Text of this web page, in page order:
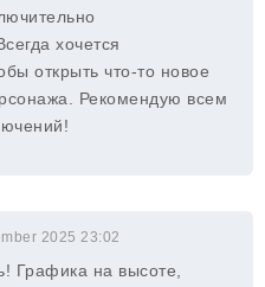
хочется
открыть что-то новое
Рекомендую всем
2025 23:02
Графика на высоте,